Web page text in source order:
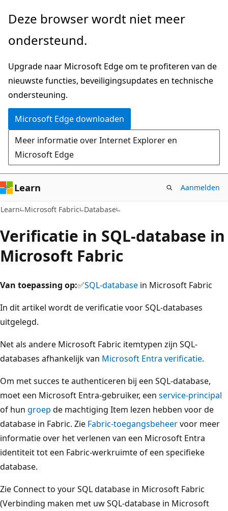
Naar
gaan
Deze browser wordt niet meer
ondersteund.
Upgrade naar Microsoft Edge om te profiteren van de
nieuwste functies, beveiligingsupdates en technische
ondersteuning.
Microsoft Edge downloaden
Meer informatie over Internet Explorer en
Microsoft Edge
Learn Aanmelden
Learn Microsoft Fabric Database
Verificatie in SQL-database in
Microsoft Fabric
Van toepassing op:✅SQL-database in Microsoft Fabric
In dit artikel wordt de verificatie voor SQL-databases
uitgelegd.
Net als andere Microsoft Fabric itemtypen zijn SQL-
databases afhankelijk van Microsoft Entra verificatie.
Om met succes te authenticeren bij een SQL-database,
moet een Microsoft Entra-gebruiker, een service-principal
of hun groep de machtiging Item lezen hebben voor de
database in Fabric. Zie Fabric-toegangsbeheervoor meer
informatie over het verlenen van een Microsoft Entra
identiteit tot een Fabric-werkruimte of een specifieke
database.
Zie Connect to your SQL database in Microsoft Fabric
(Verbinding maken met uw SQL-database in Microsoft